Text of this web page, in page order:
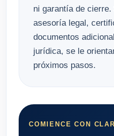
ni garantía de
asesoría legal,
documentos
jurídica, se le
próximos pasos.
COMIENCE CON